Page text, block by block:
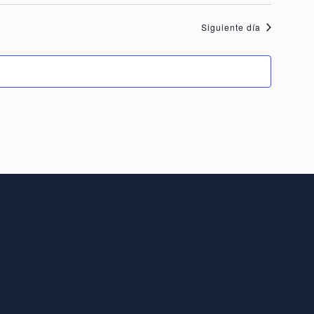
de
Eventos
Siguiente día